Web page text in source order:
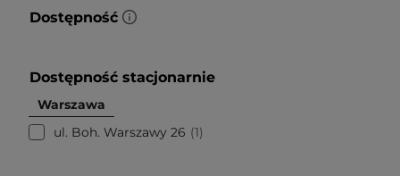
Dostępność
Dostępność stacjonarnie
Warszawa
ul. Boh. Warszawy 26
1